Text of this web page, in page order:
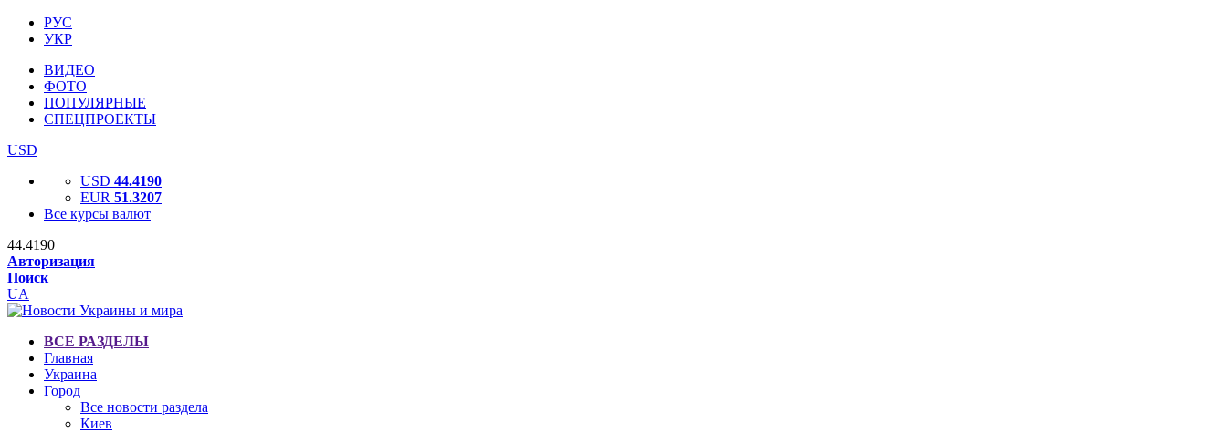
РУС
УКР
ВИДЕО
ФОТО
ПОПУЛЯРНЫЕ
СПЕЦПРОЕКТЫ
USD
USD 44.4190
EUR 51.3207
Все курсы валют
44.4190
Авторизация
Поиск
UA
ВСЕ РАЗДЕЛЫ
Главная
Украина
Город
Все новости раздела
Киев